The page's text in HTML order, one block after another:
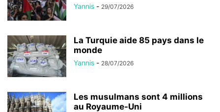
Yannis - 29/07/2026
La Turquie aide 85 pays dans le
monde
Yannis - 28/07/2026
Les musulmans sont 4 millions
au Royaume-Uni